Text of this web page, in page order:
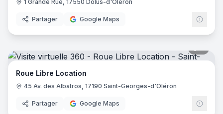
1 Grande Rue, 17550 Dolus-d'Oléron
Partager Google Maps
Roue Libre Location
45 Av. des Albatros, 17190 Saint-Georges-d'Oléron
Partager Google Maps